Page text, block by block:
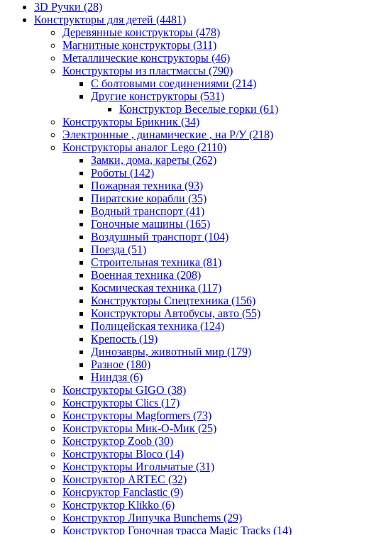
3D Ручки (28)
Конструкторы для детей (4481)
Деревянные конструкторы (478)
Магнитные конструкторы (311)
Металлические конструкторы (46)
Конструкторы из пластмассы (790)
С болтовыми соединениями (214)
Другие конструкторы (531)
Конструктор Веселые горки (61)
Конструкторы Брикник (34)
Электронные , динамические , на Р/У(218)
Конструкторы аналог Lego (2110)
Замки, дома, кареты (262)
Роботы (142)
Пожарная техника (93)
Пиратские корабли (35)
Водный транспорт (41)
Гоночные машины (165)
Воздушный транспорт (104)
Поезда (51)
Строительная техника (81)
Военная техника (208)
Космическая техника (117)
Конструкторы Спецтехника (156)
Конструкторы Автобусы, авто (55)
Полицейская техника (124)
Крепость (19)
Динозавры, животный мир (179)
Разное (180)
Ниндзя (6)
Конструкторы GIGO (38)
Конструкторы Clics (17)
Конструкторы Magformers (73)
Конструкторы Мик-О-Мик (25)
Конструктор Zoob (30)
Конструкторы Bloco (14)
Конструкторы Игольчатые (31)
Конструктор ARTEC (32)
Консруктор Fanclastic (9)
Конструктор Klikko (6)
Конструктор Липучка Bunchems (29)
Конструктор Гоночная трасса Magic Tracks (14)